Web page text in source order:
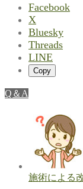
Facebook
X
Bluesky
Threads
LINE
Copy
Q＆A
施術による